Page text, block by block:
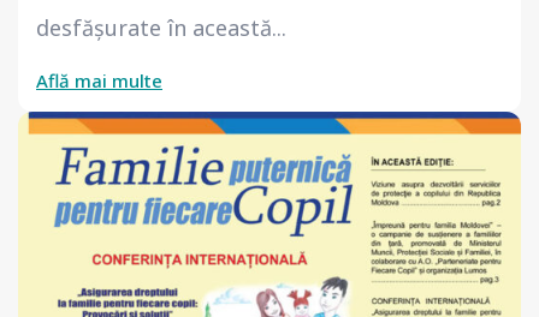
desfășurate în această...
Află mai multe